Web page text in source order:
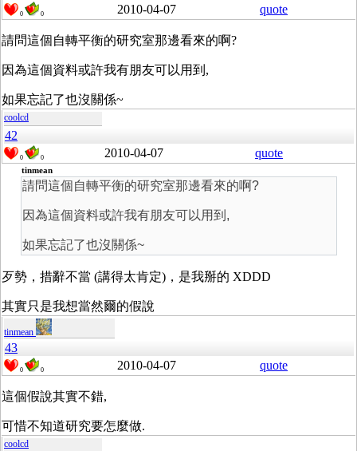
0 0 2010-04-07 quote
請問這個自轉平衡的研究室那邊看來的啊?
因為這個資料或許我有朋友可以用到,
如果忘記了也沒關係~
coolcd
42
0 0 2010-04-07 quote
tinmean
請問這個自轉平衡的研究室那邊看來的啊?
因為這個資料或許我有朋友可以用到,
如果忘記了也沒關係~
歹勢，措辭不當 (講得太肯定)，是我掰的 XDDD
其實只是我想當然爾的假說
tinmean
43
0 0 2010-04-07 quote
這個假說其實不錯,
可惜不知道研究要怎麼做.
coolcd